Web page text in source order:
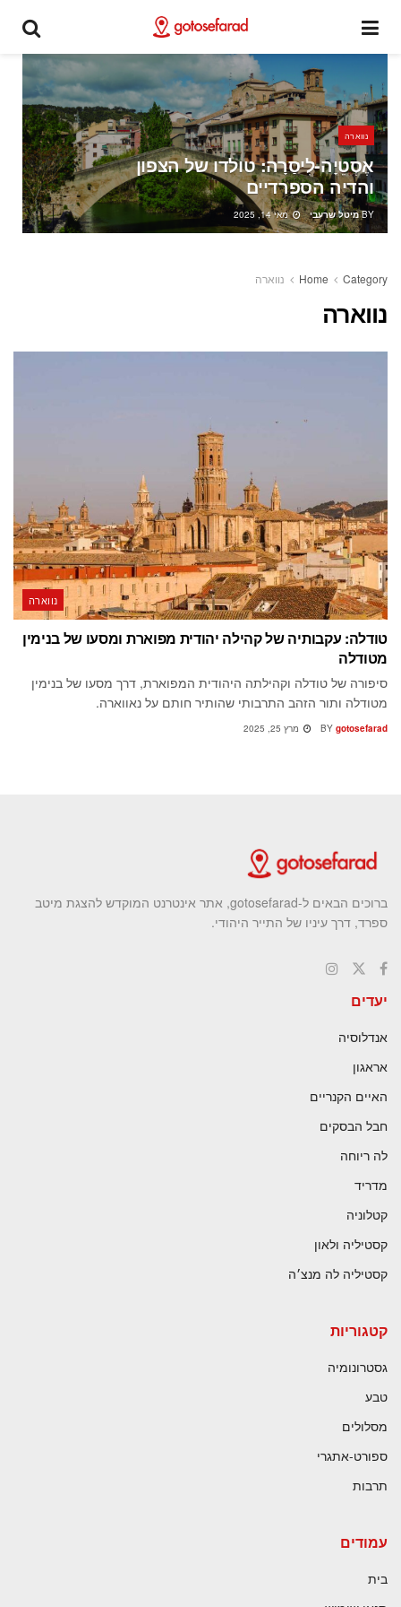
נווארה
אֶסְטֵיָה-לִיסַרָה: טולדו של הצפון
והדיה הספרדיים
BY מיטל שרעבי מאי 14, 2025
Home Category נווארה
נווארה
נווארה
טודלה: עקבותיה של קהילה יהודית מפוארת ומסעו של בנימין
מטודלה
סיפורה של טודלה וקהילתה היהודית המפוארת, דרך מסעו של בנימין
מטודלה ותור הזהב התרבותי שהותיר חותם על נאווארה.
BY gotosefarad מרץ 25, 2025
ברוכים הבאים ל-gotosefarad, אתר אינטרנט המוקדש להצגת מיטב
ספרד, דרך עיניו של התייר היהודי.
יעדים
אנדלוסיה
אראגון
האיים הקנריים
חבל הבסקים
לה ריוחה
מדריד
קטלוניה
קסטיליה ולאון
קסטיליה לה מנצ׳ה
קטגוריות
גסטרונומיה
טבע
מסלולים
ספורט-אתגרי
תרבות
עמודים
בית